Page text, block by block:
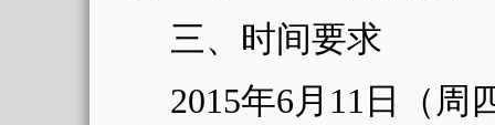
三、时间要求
2015年6月 11 日（周